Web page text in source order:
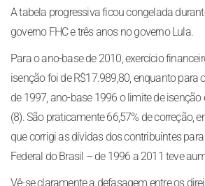
A tabela progressiva ficou congelada
governo FHC e três anos no governo Lula.
Para o ano-base de 2010, exercício
isenção foi de R$17.989,80, enquanto para
de 1997, ano-base 1996 o limite de isenção
(8). São praticamente 66,57% de correção,
que corrigi as dívidas dos contribuintes
Federal do Brasil – de 1996 a 2011 teve
Vê-se claramente a defasagem entre os